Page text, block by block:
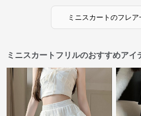
ミニスカートのフレア
ミニスカートフリルのおすすめアイ